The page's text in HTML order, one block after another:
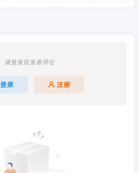
请登录后发表评论
登录 注册